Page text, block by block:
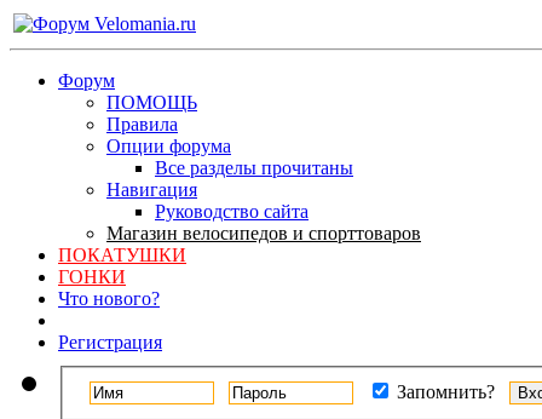
Форум
ПОМОЩЬ
Правила
Опции форума
Все разделы прочитаны
Навигация
Руководство сайта
Магазин велосипедов и спорттоваров
ПОКАТУШКИ
ГОНКИ
Что нового?
Регистрация
Запомнить?